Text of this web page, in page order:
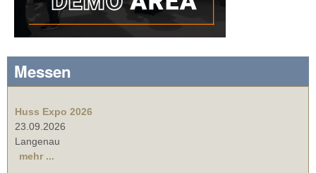
Messen
Huss Expo 2026
23.09.2026
Langenau
mehr ...